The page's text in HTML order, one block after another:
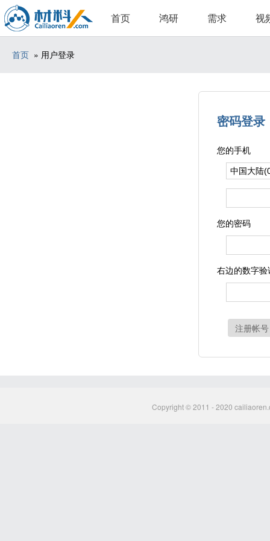
首页 鸿研 需求 视
首页 » 用户登录
密码登录
您的手机
您的密码
右边的数字验
注册帐号
Copyright © 2011 - 2020